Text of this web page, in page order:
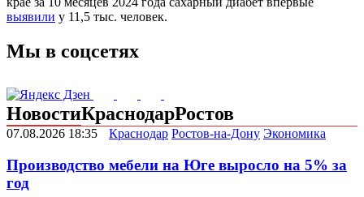
выявили у 11,5 тыс. человек.
Мы в соцсетях
НовостиКраснодарРостов
07.08.2026 18:35 Краснодар Ростов-на-Дону Экономика
Производство мебели на Юге выросло на 5% за
год